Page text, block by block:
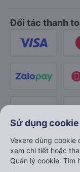
Đối tác thanh
Sử dụng cookie
Vexere dùng cookie
xem chi tiết hoặc
Quản lý cookie. Tìm